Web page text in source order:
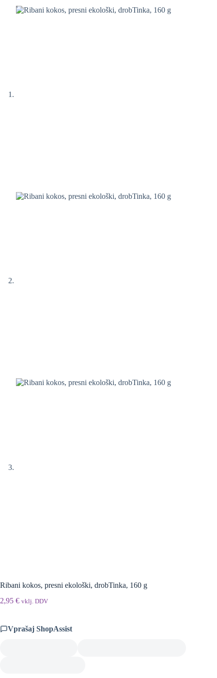
Ribani kokos, presni ekološki, drobTinka, 160 g
2,95 € vklj. DDV
Vprašaj ShopAssist